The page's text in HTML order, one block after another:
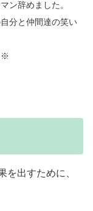
ン辞めました。
分と仲間達の笑い
※
を出すために、